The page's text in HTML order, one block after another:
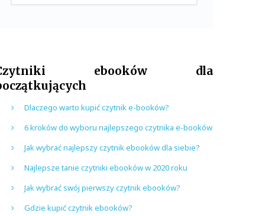
ebooków dla
Dlaczego warto kupić czytnik e-booków?
6 kroków do wyboru najlepszego czytnika e-booków
Jak wybrać najlepszy czytnik ebooków dla siebie?
Najlepsze tanie czytniki ebooków w 2020 roku
Jak wybrać swój pierwszy czytnik ebooków?
Gdzie kupić czytnik ebooków?